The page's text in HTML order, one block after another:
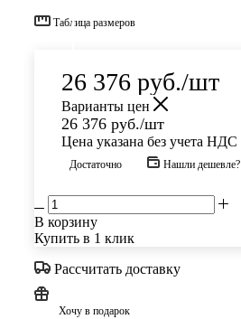
Таблица размеров
26 376 руб./шт
Варианты цен
26 376 руб./шт
Цена указана без учета НДС
Достаточно Нашли дешевле?
В корзину
Купить в 1 клик
Рассчитать доставку
Хочу в подарок